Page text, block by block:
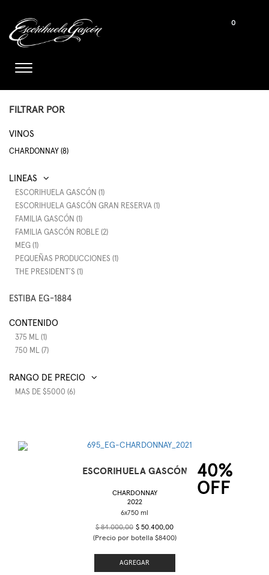
0
FILTRAR POR
VINOS
CHARDONNAY (8)
ESCORIHUELA GASCÓN (1)
ESCORIHUELA GASCÓN GRAN RESERVA (1)
FAMILIA GASCÓN (1)
FAMILIA GASCÓN ROBLE (2)
MEG (1)
PEQUEÑAS PRODUCCIONES (1)
THE PRESIDENT´S (1)
ESTIBA EG-1884
CONTENIDO
375 ML (1)
750 ML (7)
RANGO DE PRECIO
MAS DE $5000 (6)
40%
OFF
ESCORIHUELA GASCÓN
CHARDONNAY
2022
$ 84.000,00 $ 50.400,00
(Precio por botella $8400)
AGREGAR